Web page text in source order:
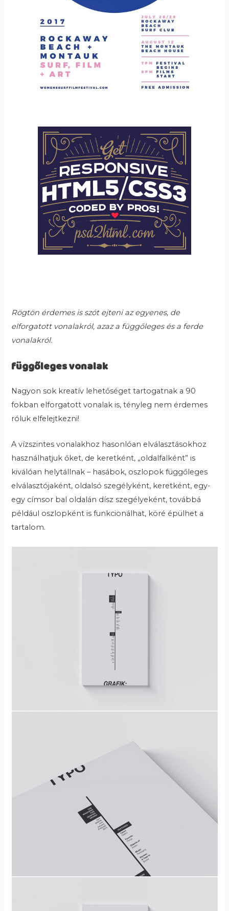
Rögtön érdemes is szót ejteni az egyenes, de
elforgatott vonalakról, azaz a függőleges és a ferde
vonalakról.
függőleges vonalak
Nagyon sok kreatív lehetőséget tartogatnak a 90
fokban elforgatott vonalak is, tényleg nem érdemes
róluk elfelejtkezni!
A vízszintes vonalakhoz hasonlóan elválasztásokhoz
használhatjuk őket, de keretként, „oldalfalként” is
kiválóan helytállnak – hasábok, oszlopok függőleges
elválasztójaként, oldalsó szegélyként, keretként, egy-
egy címsor bal oldalán dísz szegélyeként, továbbá
például oszlopként is funkcionálhat, köré épülhet a
tartalom.